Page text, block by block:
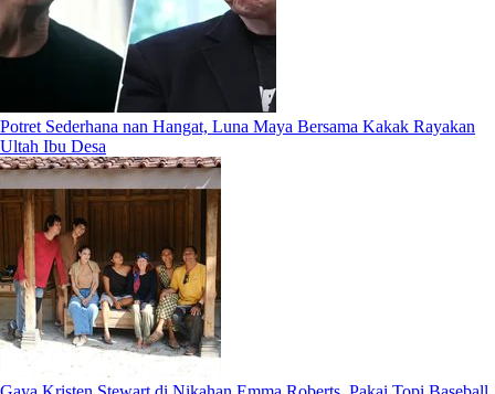
Potret Sederhana nan Hangat, Luna Maya Bersama Kakak Rayakan
Ultah Ibu Desa